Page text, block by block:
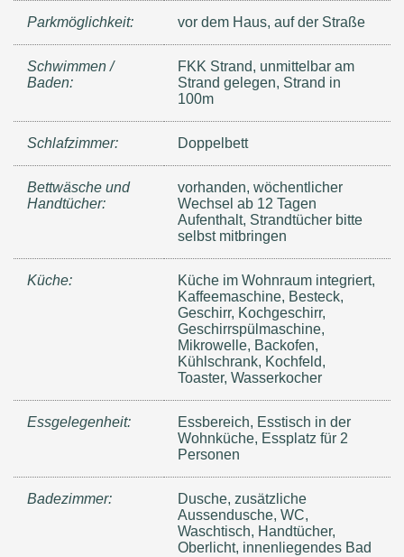
Parkmöglichkeit: vor dem Haus, auf der Straße
Schwimmen /
Baden:
FKK Strand, unmittelbar am
Strand gelegen, Strand in
100m
Schlafzimmer: Doppelbett
Bettwäsche und
Handtücher:
vorhanden, wöchentlicher
Wechsel ab 12 Tagen
Aufenthalt, Strandtücher bitte
selbst mitbringen
Küche:
Küche im Wohnraum integriert,
Kaffeemaschine, Besteck,
Geschirr, Kochgeschirr,
Geschirrspülmaschine,
Mikrowelle, Backofen,
Kühlschrank, Kochfeld,
Toaster, Wasserkocher
Essgelegenheit:
Essbereich, Esstisch in der
Wohnküche, Essplatz für 2
Personen
Badezimmer:
Dusche, zusätzliche
Aussendusche, WC,
Waschtisch, Handtücher,
Oberlicht, innenliegendes Bad